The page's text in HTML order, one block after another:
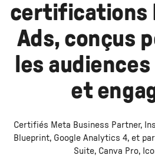
certifications
Ads, conçus
les
et
Certifiés Meta Business Partner,
Blueprint, Google Analytics 4, et
Suite, Canva Pro,